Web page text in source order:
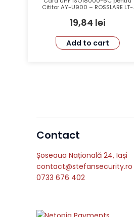
Cititor AY-U900 – ROSSLARE LT-
19,84 lei
Add to cart
Contact
Șoseaua Națională 24, Iași
contact@stefansecurity.ro
0733 676 402